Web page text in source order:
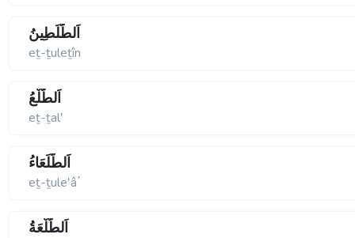
اَلطُّلَطِينُ
eṯ-ṯuleṯîn
اَلطَّلْعُ
eṯ-ṯalʹ
اَلطُّلَعَاءُ
eṯ-ṯuleʹâ΄
اَلطَّلْعَةُ